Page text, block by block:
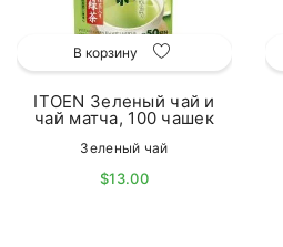
В корзину
ITOEN Зеленый чай и
чай матча, 100 чашек
Зеленый чай
$13.00